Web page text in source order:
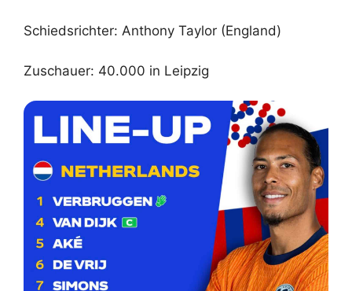
Schiedsrichter: Anthony Taylor (England)
Zuschauer: 40.000 in Leipzig